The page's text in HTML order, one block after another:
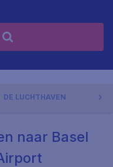
DE LUCHTHAVEN
naar Basel